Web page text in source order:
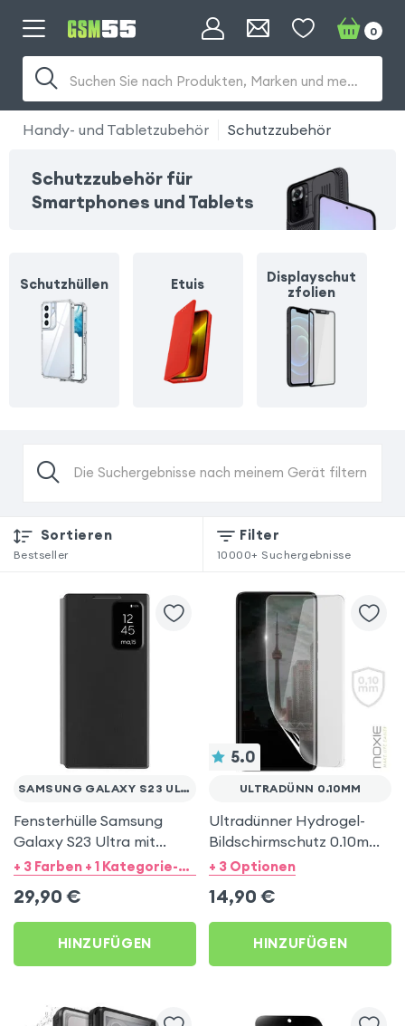
Suchen Sie nach Produkten, Marken und mehr...
0
Handy- und Tabletzubehör Schutzzubehör
Schutzzubehör für
Smartphones und Tablets
Schutzhüllen Etuis
Displayschut
zfolien
Die Suchergebnisse nach meinem Gerät filtern
Sortieren
Bestseller
Filter
10000+ Suchergebnisse
SAMSUNG GALAXY S23 ULTRA
Fensterhülle Samsung
Galaxy S23 Ultra mit
Kartenhalter - Schwarz + 3 Farben + 1 Kategorie-Kompatibilität
29,90 €
HINZUFÜGEN
5.0
ULTRADÜNN 0.10MM
Ultradünner Hydrogel-
Bildschirmschutz 0.10mm
für Smartphones, Moxie -
+ 3 Optionen
14,90 €
HINZUFÜGEN